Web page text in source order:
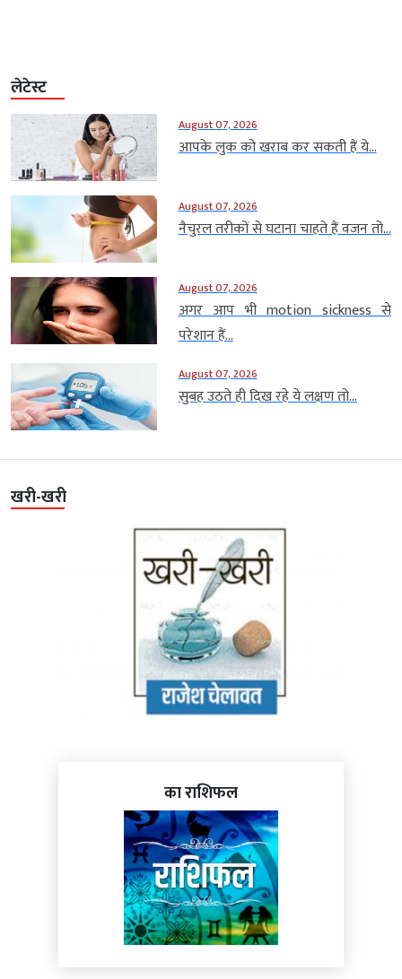
लेटेस्ट
August 07, 2026
आपके लुक को खराब कर सकती हैं ये...
August 07, 2026
नैचुरल तरीकों से घटाना चाहते हैं वजन तो...
August 07, 2026
अगर आप भी motion sickness से
परेशान हैं...
August 07, 2026
सुबह उठते ही दिख रहे ये लक्षण तो...
खरी-खरी
का राशिफल